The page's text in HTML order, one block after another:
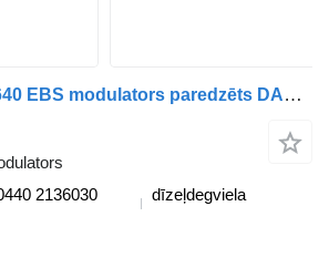
WABCO 4800030640 EBS modulators paredzēts DAF XF106 (2014-) vilcēja
2136030
dīzeļdegviela